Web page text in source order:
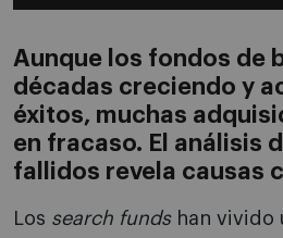
Aunque los fondos de
décadas creciendo y
éxitos, muchas
en fracaso. El análisis
fallidos revela causas
Los search fundshan vivido